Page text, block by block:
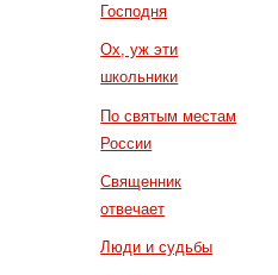
Господня
Ох, уж эти
школьники
По святым местам
России
Священник
отвечает
Люди и судьбы